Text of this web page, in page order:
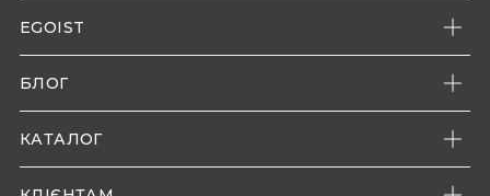
EGOIST
Наші магазини
БЛОГ
Енциклопедія моди
КАТАЛОГ